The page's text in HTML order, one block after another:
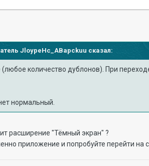
JloypeHc_ABapckuu сказал:
(любое количество дублонов). При
нормальный.
расширение "Тёмный экран" ?
приложение и попробуйте перейти на